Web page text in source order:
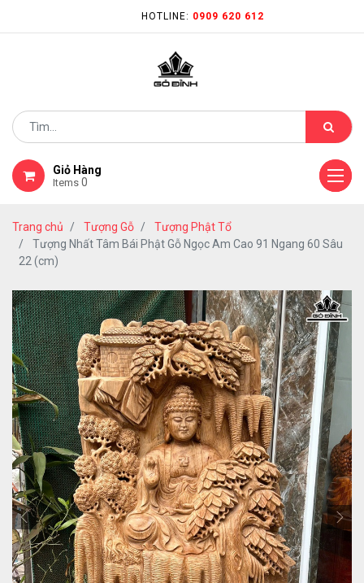
HOTLINE: 0909 620 612
Giỏ Hàng
Items 0
Trang chủ Tượng Gỗ
Tượng Phật Tổ
Tượng Nhất Tâm Bái Phật Gỗ Ngọc Am Cao 91 Ngang 60 Sâu
22 (cm)